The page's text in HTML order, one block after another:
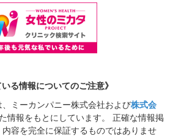
いる情報についてのご注意》
ミーカンパニー株式会社および株式会
情報をもとにしています。 正確な情報掲
容を完全に保証するものではありませ